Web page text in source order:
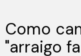
Como
"arraigo